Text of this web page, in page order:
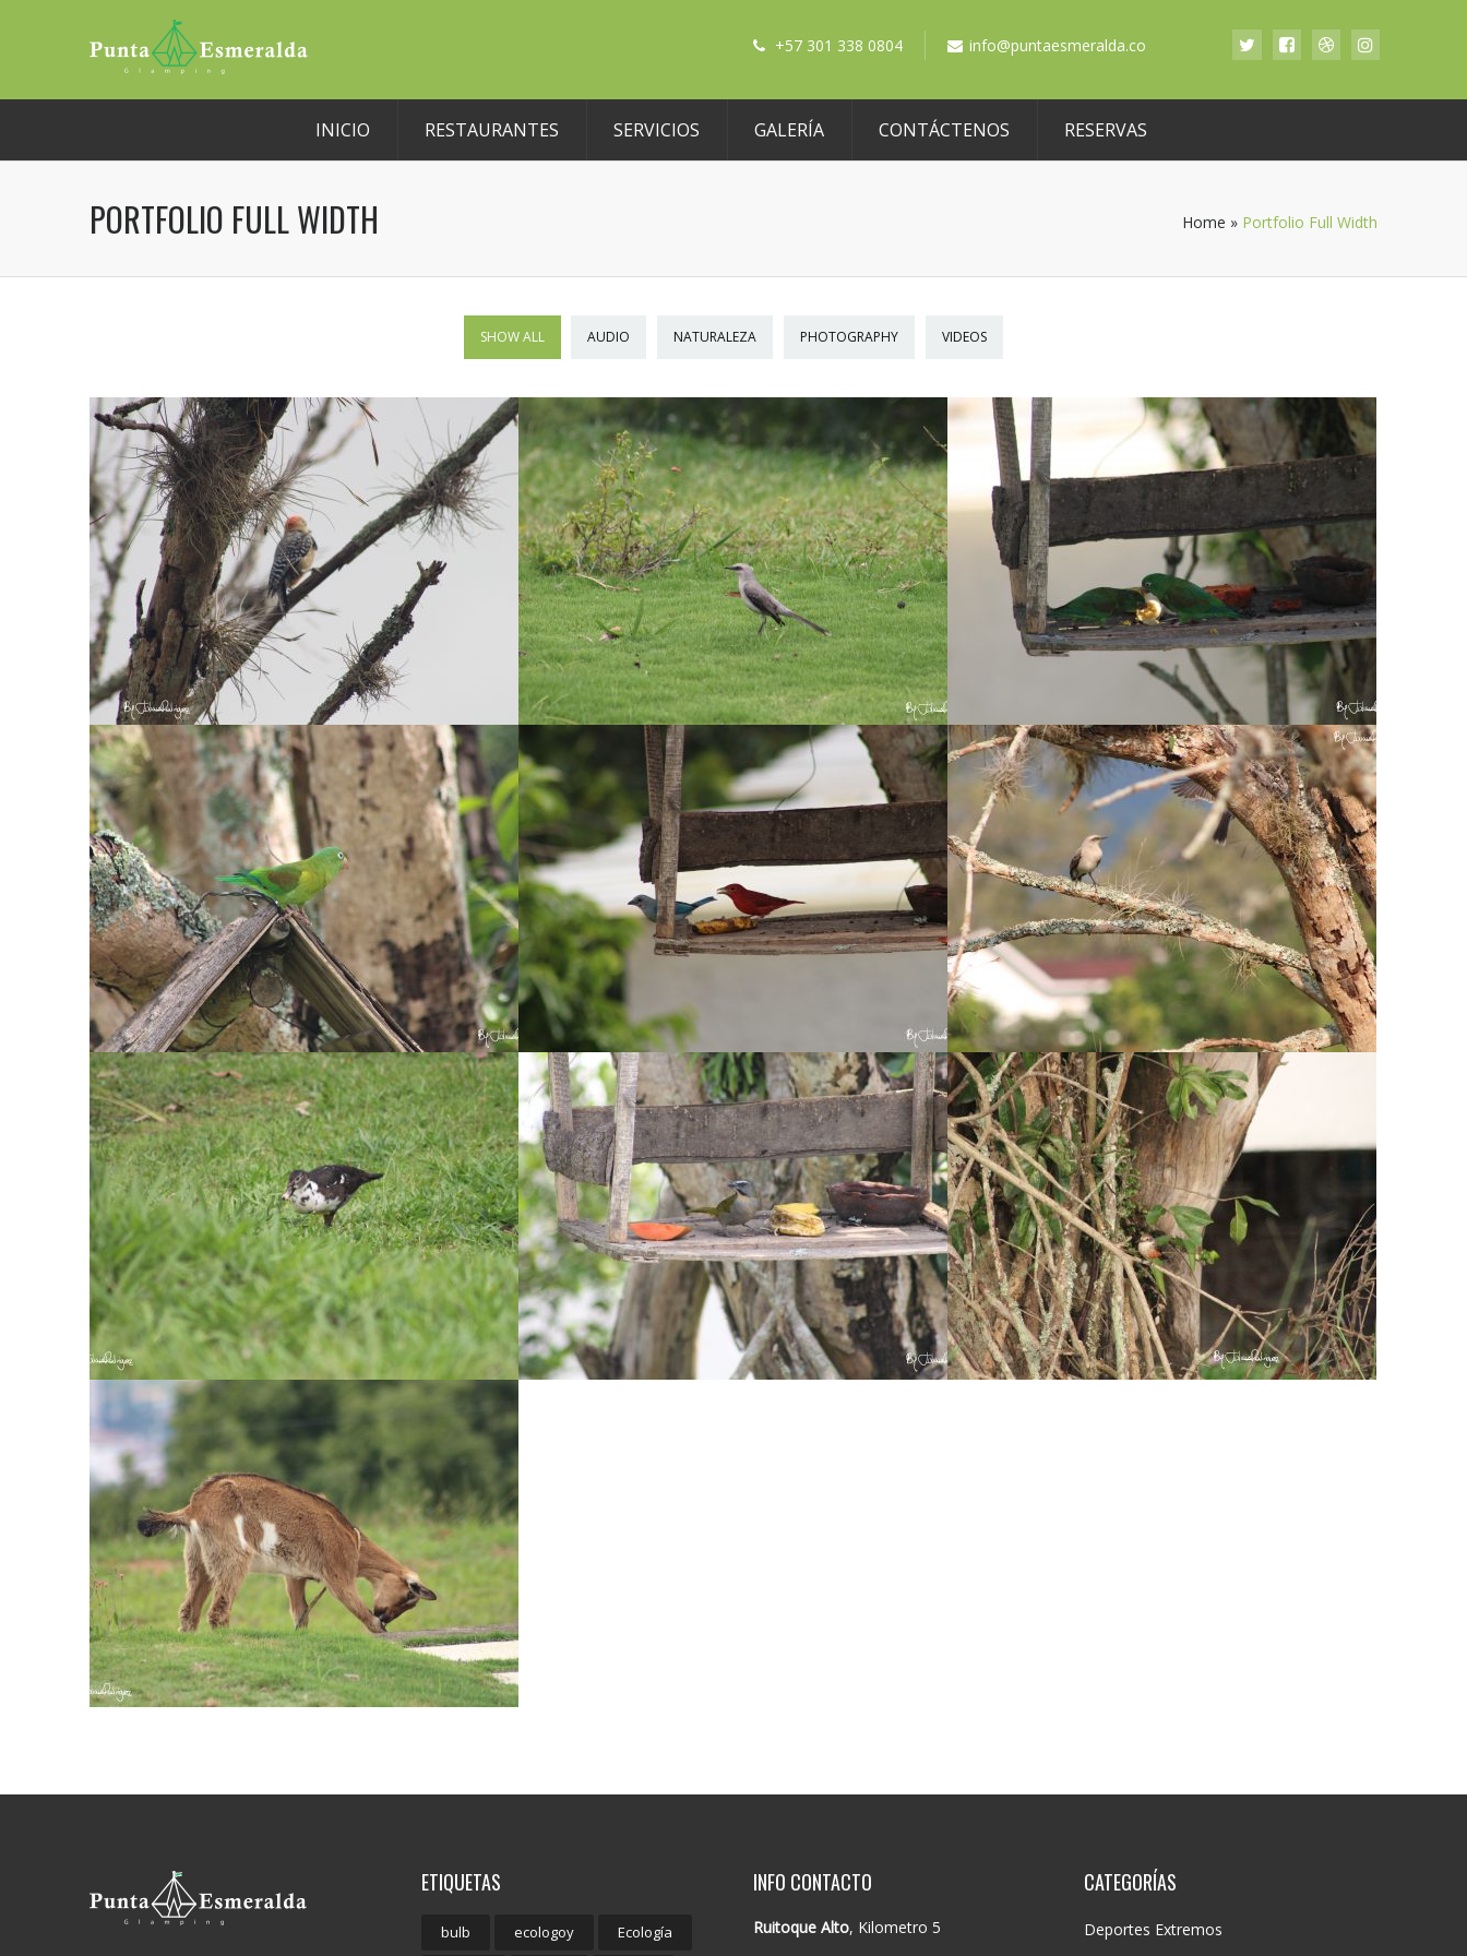
+57 301 338 0804 info@puntaesmeralda.co
INICIO RESTAURANTES SERVICIOS GALERÍA CONTÁCTENOS RESERVAS
PORTFOLIO FULL WIDTH Home » Portfolio Full Width
SHOW ALL AUDIO NATURALEZA PHOTOGRAPHY VIDEOS
ETIQUETAS
bulb ecologoy Ecología
INFO CONTACTO
Ruitoque Alto, Kilometro 5
CATEGORÍAS
Deportes Extremos